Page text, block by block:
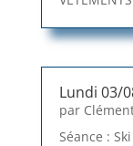
Lundi 03/
par
Séance :